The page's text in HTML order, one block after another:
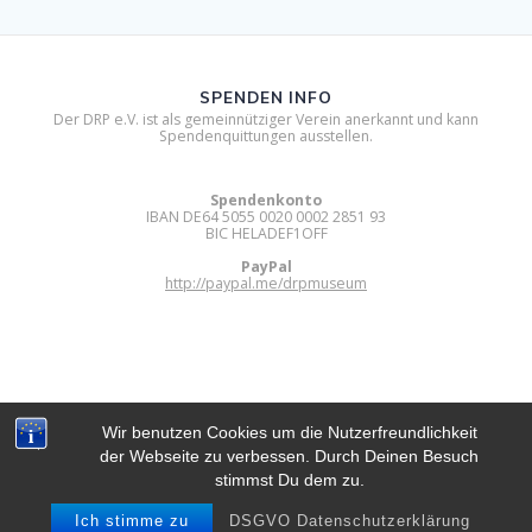
Wir benutzen Cookies um die Nutzerfreundlichkeit
der Webseite zu verbessen. Durch Deinen Besuch
stimmst Du dem zu.
Ich stimme zu DSGVO Datenschutzerklärung
DIGITAL RETRO PARK E.V.
© 2012 - 2026 Digital Retro Park e.V..
Built using WordPress and Mesmerize Theme.
SPENDEN INFO
Der DRP e.V. ist als gemeinnütziger Verein anerkannt und kann
Spendenquittungen ausstellen.
Spendenkonto
IBAN DE64 5055 0020 0002 2851 93
BIC HELADEF1OFF
PayPal
http://paypal.me/drpmuseum